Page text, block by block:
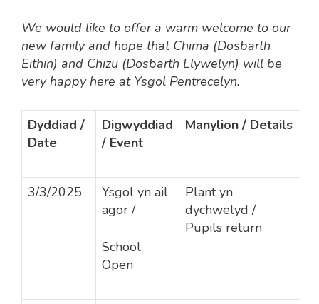
We would like to offer a warm welcome to our
new family and hope that Chima (Dosbarth
Eithin) and Chizu (Dosbarth Llywelyn) will be
very happy here at Ysgol Pentrecelyn.
Dyddiad /
Date
Digwyddiad
/ Event
Manylion / Details
3/3/2025
Ysgol yn ail
agor /
School
Open
Plant yn
dychwelyd /
Pupils return